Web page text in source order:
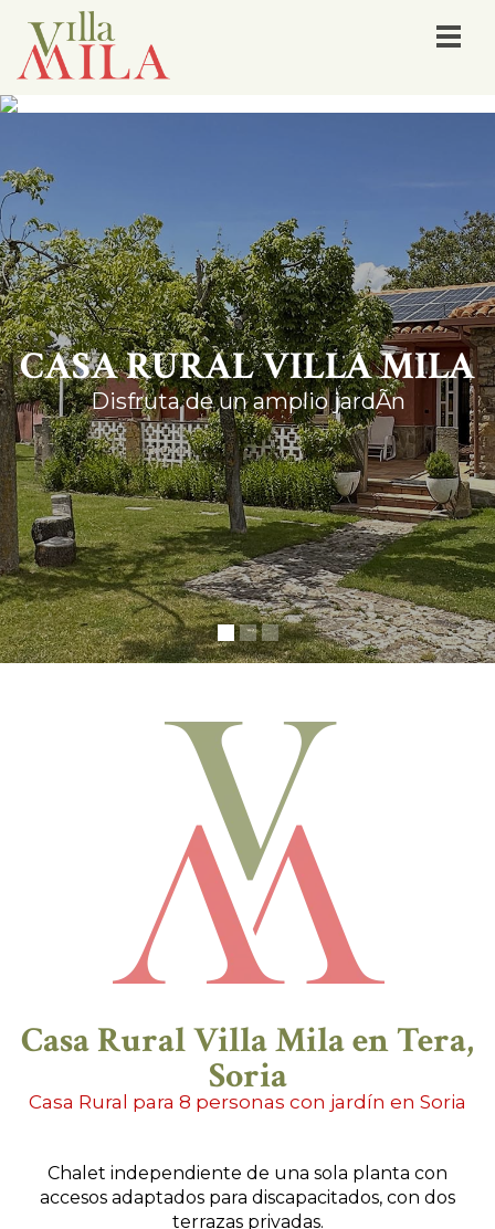
CASA RURAL VILLA MILA
Disfruta de un amplio jardÃ­n
Casa Rural Villa Mila en Tera,
Soria
Casa Rural para 8 personas con jardín en Soria
Chalet independiente de una sola planta con
accesos adaptados para discapacitados, con dos
terrazas privadas.